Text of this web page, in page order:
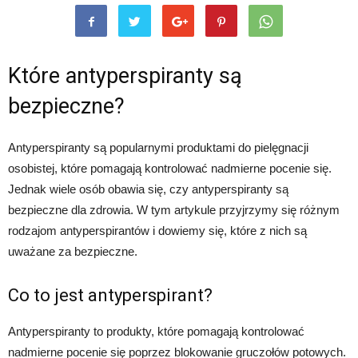
Które antyperspiranty są
bezpieczne?
Antyperspiranty są popularnymi produktami do pielęgnacji
osobistej, które pomagają kontrolować nadmierne pocenie się.
Jednak wiele osób obawia się, czy antyperspiranty są
bezpieczne dla zdrowia. W tym artykule przyjrzymy się różnym
rodzajom antyperspirantów i dowiemy się, które z nich są
uważane za bezpieczne.
Co to jest antyperspirant?
Antyperspiranty to produkty, które pomagają kontrolować
nadmierne pocenie się poprzez blokowanie gruczołów potowych.